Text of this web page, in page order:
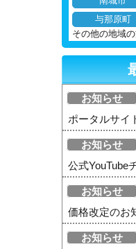
与那原町
その他の地域
お知らせ
ポータルサイ
お知らせ
公式YouTube
お知らせ
価格改定のお
お知らせ